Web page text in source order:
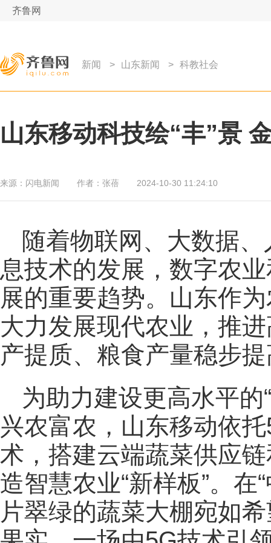
齐鲁网
新闻 > 山东新闻 > 科教社会
山东移动科技绘“丰”景
来源： 闪电新闻 作者： 张蓓 2024-10-30 11:24:10
随着物联网、大数据
息技术的发展，数字农
展的重要趋势。山东作
大力发展现代农业，推
产提质、粮食产量稳步
为助力建设更高水平的
兴农富农，山东移动依
术，搭建云端蔬菜供应
造智慧农业“新样板”。在
片翠绿的蔬菜大棚宛如